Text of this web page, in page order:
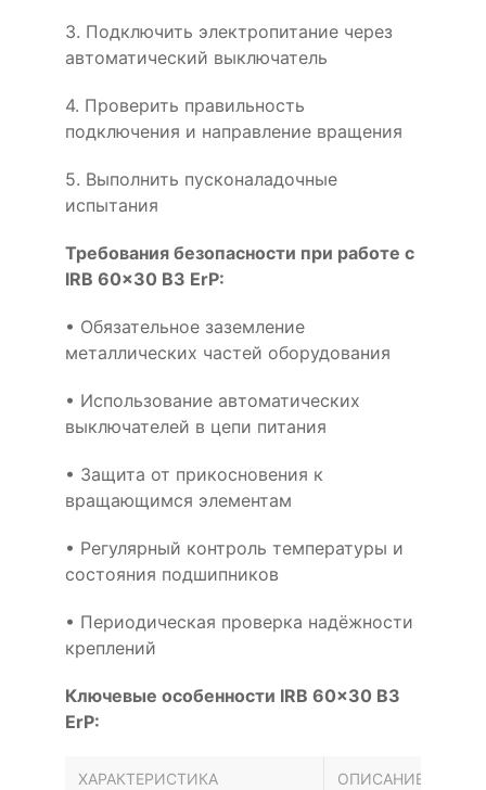
3. Подключить электропитание через
автоматический выключатель
4. Проверить правильность
подключения и направление вращения
5. Выполнить пусконаладочные
испытания
Требования безопасности при работе с
IRB 60x30 B3 ErP:
• Обязательное заземление
металлических частей оборудования
• Использование автоматических
выключателей в цепи питания
• Защита от прикосновения к
вращающимся элементам
• Регулярный контроль температуры и
состояния подшипников
• Периодическая проверка надёжности
креплений
Ключевые особенности IRB 60x30 B3
ErP:
ХАРАКТЕРИСТИКА ОПИСАНИЕ